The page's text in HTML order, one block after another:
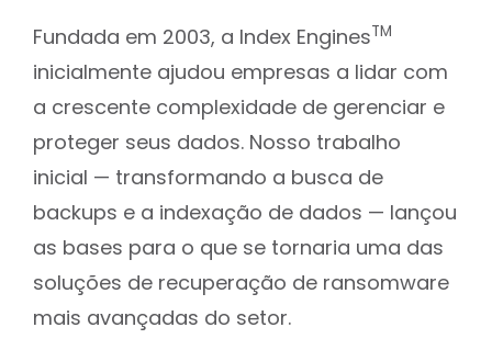
Fundada em 2003, a Index EnginesTM
inicialmente ajudou empresas a lidar com
a crescente complexidade de gerenciar e
proteger seus dados. Nosso trabalho
inicial — transformando a busca de
backups e a indexação de dados — lançou
as bases para o que se tornaria uma das
soluções de recuperação de ransomware
mais avançadas do setor.